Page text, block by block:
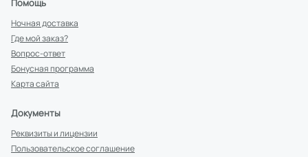
Помощь
Ночная доставка
Где мой заказ?
Вопрос-ответ
Бонусная программа
Карта сайта
Документы
Реквизиты и лицензии
Пользовательское соглашение